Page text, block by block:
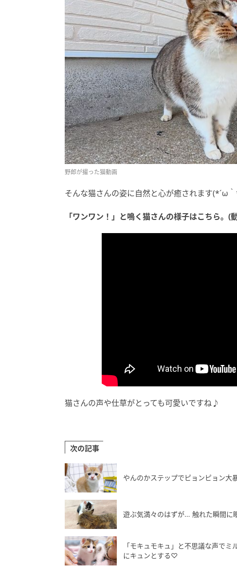
野郎が撮った猫動画
そんな猫さんの姿に自然と心が癒されます(*´ω
「ワンワン！」と鳴く猫さんの様子はこちら。(
猫さんの声や仕草がとっても可愛いですね♪
次の記事
やんのかステップでピョンピョン
遊ぶ気満々のはずが… 触れた瞬間
「モキュモキュ」と不思議な声で
にキュンとする♡